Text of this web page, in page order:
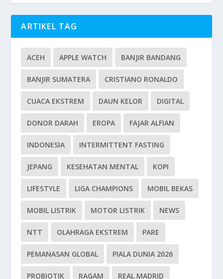
ARTIKEL TAG
ACEH APPLE WATCH BANJIR BANDANG
BANJIR SUMATERA CRISTIANO RONALDO
CUACA EKSTREM DAUN KELOR DIGITAL
DONOR DARAH EROPA FAJAR ALFIAN
INDONESIA INTERMITTENT FASTING
JEPANG KESEHATAN MENTAL KOPI
LIFESTYLE LIGA CHAMPIONS MOBIL BEKAS
MOBIL LISTRIK MOTOR LISTRIK NEWS
NTT OLAHRAGA EKSTREM PARE
PEMANASAN GLOBAL PIALA DUNIA 2026
PROBIOTIK RAGAM REAL MADRID